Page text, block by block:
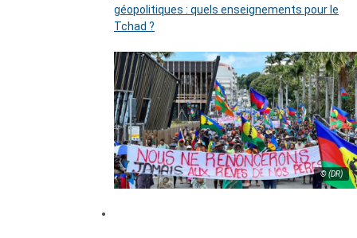
géopolitiques : quels enseignements pour le
Tchad ?
© (DR)